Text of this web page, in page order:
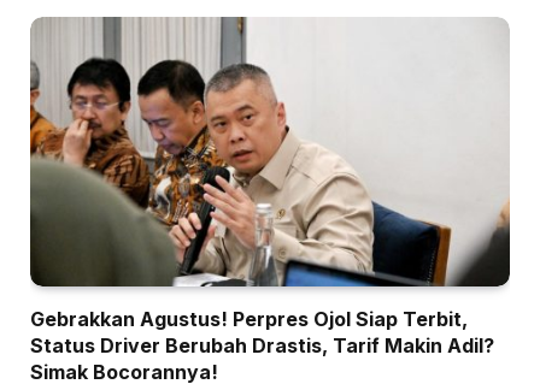
Gebrakkan Agustus! Perpres Ojol Siap Terbit,
Status Driver Berubah Drastis, Tarif Makin Adil?
Simak Bocorannya!